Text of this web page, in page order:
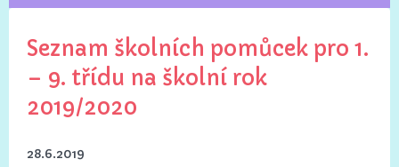
Seznam školních pomůcek pro 1.
– 9. třídu na školní rok
2019/2020
28.6.2019